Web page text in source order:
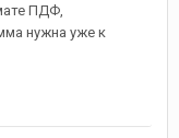
ПДФ,
нужна уже к